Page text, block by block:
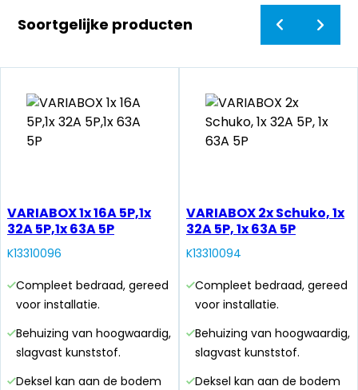
Soortgelijke producten
VARIABOX 1x 16A 5P,1x
32A 5P,1x 63A 5P
K13310096
Compleet bedraad, gereed
voor installatie.
Behuizing van hoogwaardig,
slagvast kunststof.
Deksel kan aan de bodem
VARIABOX 2x Schuko, 1x
32A 5P, 1x 63A 5P
K13310094
Compleet bedraad, gereed
voor installatie.
Behuizing van hoogwaardig,
slagvast kunststof.
Deksel kan aan de bodem